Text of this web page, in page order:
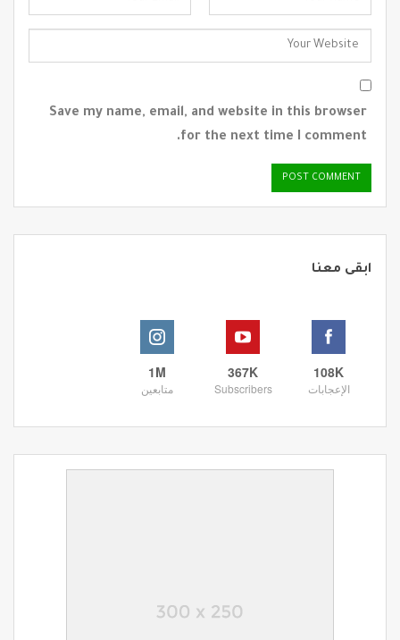
Save my name, email, and website in this browser
for the next time I comment.
ابقى معنا
108K
الإعجابات
367K
Subscribers
1M
متابعين